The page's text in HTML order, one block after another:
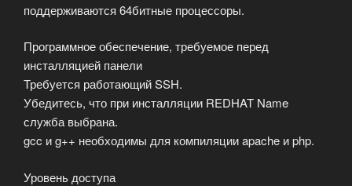
поддерживаются 64битные процессоры.
Программное обеспечение, требуемое перед
инсталляцией панели
Требуется работающий SSH.
Убедитесь, что при инсталляции REDHAT Name
служба выбрана.
gcc и g++ необходимы для компиляции apache и php.
Уровень доступа